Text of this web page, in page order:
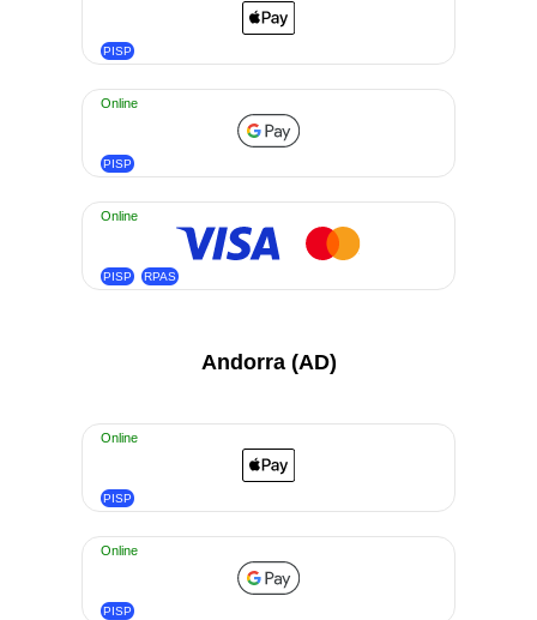
PISP
Online
PISP
Online
PISP RPAS
Andorra (AD)
Online
PISP
Online
PISP